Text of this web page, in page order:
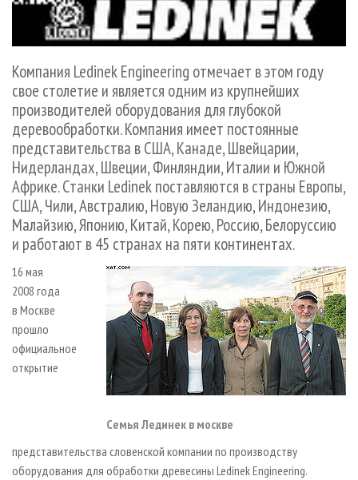
СУШКА ДРЕВЕСИНЫ
ПРОИЗВОДСТВО ДРЕВЕСНЫХ ПЛИТ
ДЕРЕВЯННОЕ ДОМОСТРОЕНИЕ
ПРОИЗВОДСТВО МЕБЕЛИ
БИОЭНЕРГЕТИКА
ЦБП
ИНСТРУМЕНТ И МАТЕРИАЛЫ
ПЕРСОНЫ
МОБИЛЬНЫЕ ВЫСТАВКИ
ОФИЦИАЛЬНЫЕ ДЕЛЕГАЦИИ
ПРИОРИТЕТНЫЕ ИНВЕСТПРОЕКТЫ
RUSSIAN FORESTRY REVIEW
ГАЗЕТА ЛЕСПРОМФОРУМ
БИБЛИОТЕКА СПЕЦИАЛИСТА
КОНТАКТЫ
РЕКЛАМА
РЕКЛАМА НА САЙТЕ
Компания Ledinek Engineering отмечает в этом году
свое столетие и является одним из крупнейших
производителей оборудования для глубокой
деревообработки. Компания имеет постоянные
представительства в США, Канаде, Швейцарии,
Нидерландах, Швеции, Финляндии, Италии и Южной
Африке. Станки Ledinek поставляются в страны Европы,
США, Чили, Австралию, Новую Зеландию, Индонезию,
Малайзию, Японию, Китай, Корею, Россию, Белоруссию
и работают в 45 странах на пяти континентах.
Семья Лединек в москве
16 мая
2008 года
в Москве
прошло
официальное
открытие
представительства словенской компании по производству
оборудования для обработки древесины Ledinek Engineering.